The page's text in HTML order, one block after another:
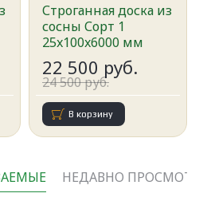
Строганная доска из
сосны Сорт 1
25x100x6000 мм
22 500 руб.
24 500 руб.
В корзину
НЕДАВНО